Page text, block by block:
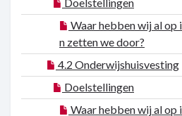
Waar hebben wij al op
n zetten we door?
4.2 Onderwijshuisvesting
Doelstellingen
Waar hebben wij al op